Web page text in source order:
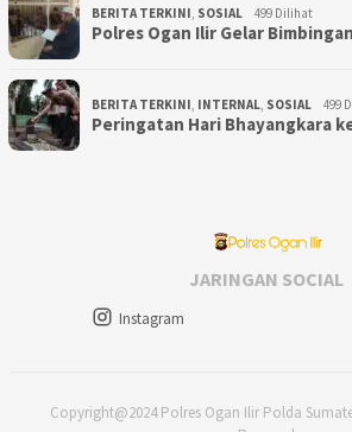
BERITA TERKINI, SOSIAL 499 Dilihat
Polres Ogan Ilir Gelar
BERITA TERKINI, INTERNAL, SOSIAL 499
Peringatan Hari Bhayangkara
JARINGAN SOCIAL
Instagram
Copyright@2024 Polres Ogan Ilir Polda